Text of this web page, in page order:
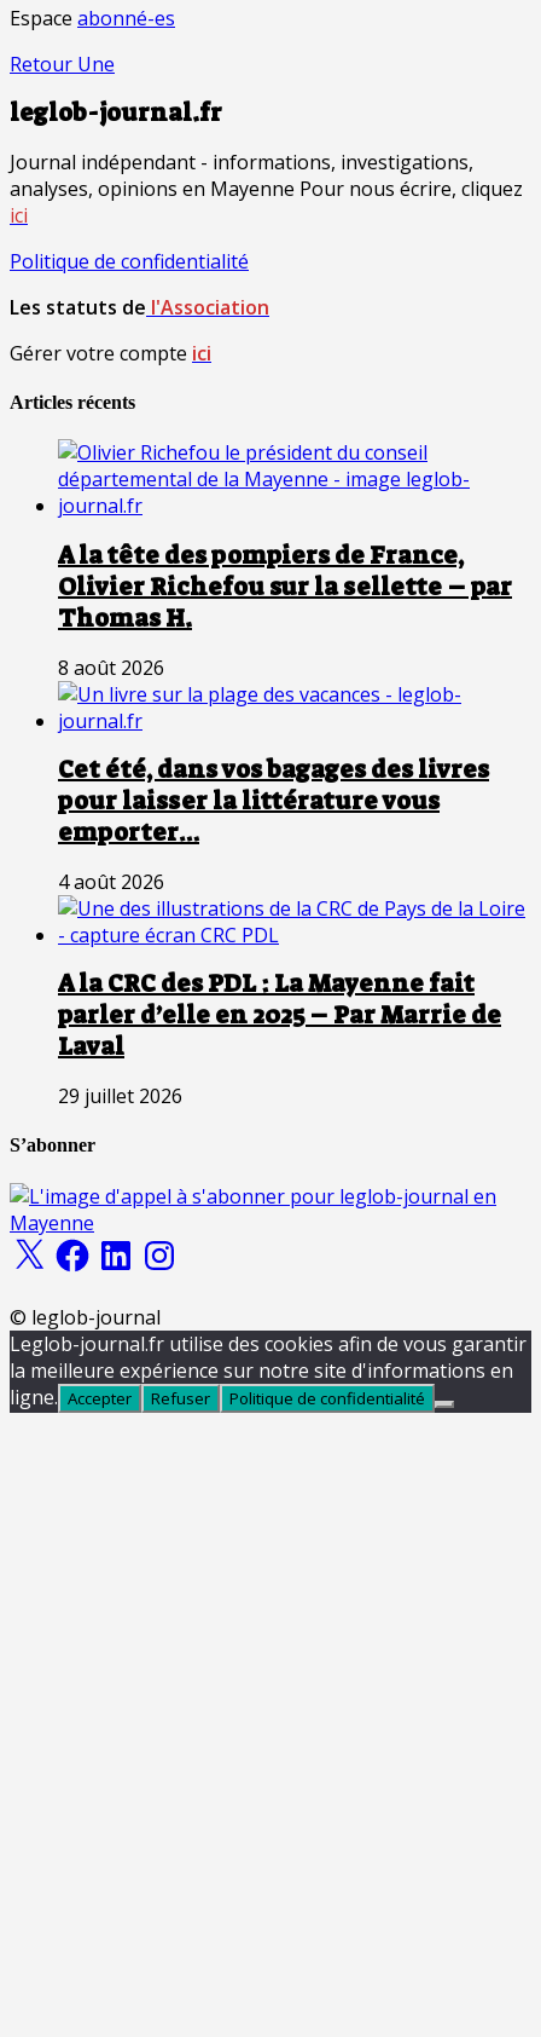
Espace abonné-es
Retour Une
leglob-journal.fr
Journal indépendant - informations, investigations,
analyses, opinions en Mayenne Pour nous écrire, cliquez
ici
Politique de confidentialité
Les statuts de l'Association
Gérer votre compte ici
Articles récents
A la tête des pompiers de France,
Olivier Richefou sur la sellette – par
Thomas H.
8 août 2026
Cet été, dans vos bagages des livres
pour laisser la littérature vous
emporter…
4 août 2026
A la CRC des PDL : La Mayenne fait
parler d’elle en 2025 – Par Marrie de
Laval
29 juillet 2026
S’abonner
X FacebookLinkedInInstagram
© leglob-journal
Leglob-journal.fr utilise des cookies afin de vous garantir
la meilleure expérience sur notre site d'informations en
ligne. Accepter Refuser Politique de confidentialité